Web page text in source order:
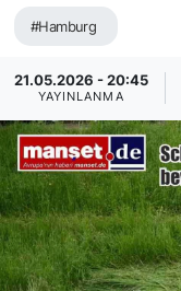
#Hamburg
21.05.2026 - 20:45
YAYINLANMA